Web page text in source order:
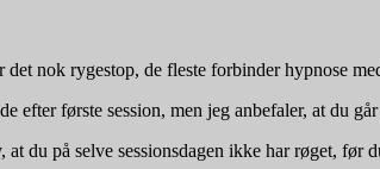
det nok rygestop, de fleste forbinder hypnose
efter første session, men jeg anbefaler, at du
at du på selve sessionsdagen ikke har røget,